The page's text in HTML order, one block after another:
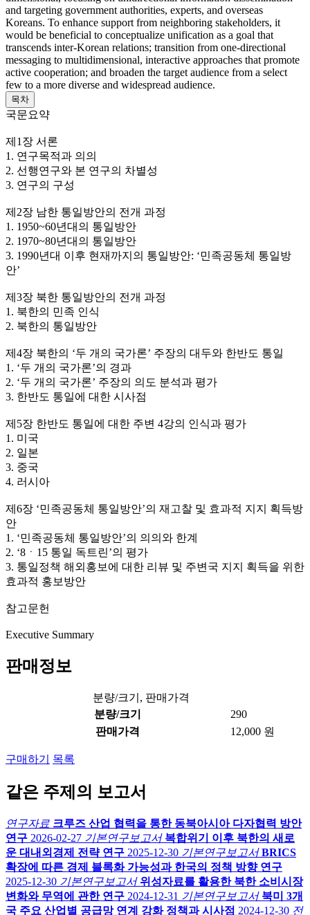
and targeting government authorities, experts, and overseas
Koreans. To enhance support from neighboring stakeholders, it
would be beneficial to conceptualize unification as a goal that
transcends inter-Korean relations; transition from one-directional
messaging to multidimensional, interactive approaches that promote
active cooperation; and broaden the target audience from a select
few to a more diverse and widespread audience.
목차
국문요약
제1장 서론
1. 연구목적과 의의
2. 선행연구와 본 연구의 차별성
3. 연구의 구성
제2장 남한 통일방안의 전개 과정
1. 1950~60년대의 통일방안
2. 1970~80년대의 통일방안
3. 1990년대 이후 현재까지의 통일방안: ‘민족공동체 통일방
안’
제3장 북한 통일방안의 전개 과정
1. 북한의 민족 인식
2. 북한의 통일방안
제4장 북한의 ‘두 개의 국가론’ 주장의 대두와 한반도 통일
1. ‘두 개의 국가론’의 경과
2. ‘두 개의 국가론’ 주장의 의도 분석과 평가
3. 한반도 통일에 대한 시사점
제5장 한반도 통일에 대한 주변 4강의 인식과 평가
1. 미국
2. 일본
3. 중국
4. 러시아
제6장 ‘민족공동체 통일방안’의 재고찰 및 효과적 지지 획득방
안
1. ‘민족공동체 통일방안’의 의의와 한계
2. ‘8ㆍ15 통일 독트린’의 평가
3. 통일정책 해외홍보에 대한 리뷰 및 주변국 지지 획득을 위한
효과적 홍보방안
참고문헌
Executive Summary
판매정보
분량/크기, 판매가격
분량/크기
290
판매가격
12,000 원
구매하기 목록
같은 주제의 보고서
연구자료 크루즈 산업 협력을 통한 동북아시아 다자협력 방안
연구 2026-02-27 기본연구보고서 복합위기 이후 북한의 새로
운 대내외경제 전략 연구 2025-12-30 기본연구보고서 BRICS
확장에 따른 경제 블록화 가능성과 한국의 정책 방향 연구
2025-12-30 기본연구보고서 위성자료를 활용한 북한 소비시장
변화와 무역에 관한 연구 2024-12-31 기본연구보고서 북미 3개
국 주요 산업별 공급망 연계 강화 정책과 시사점 2024-12-30 전